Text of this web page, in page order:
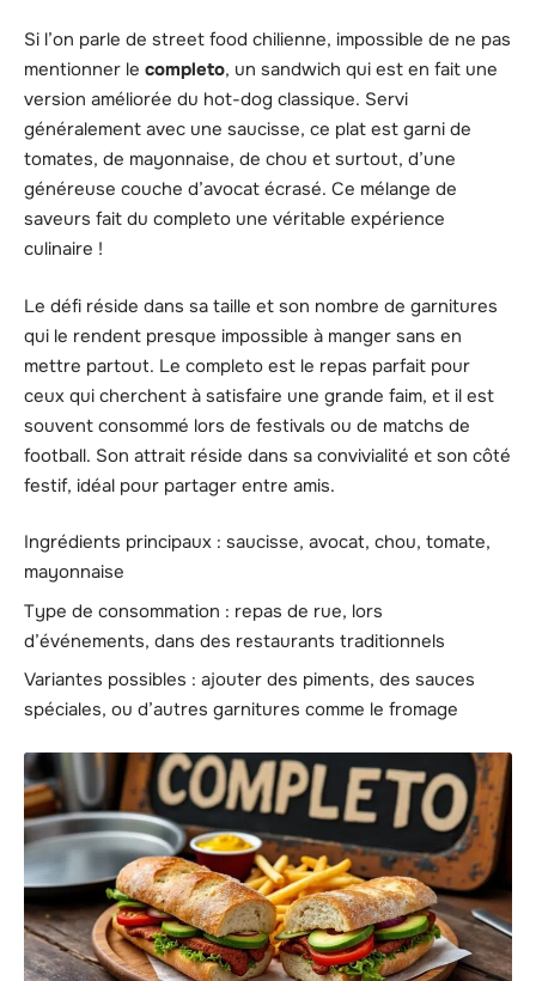
Si l’on parle de street food chilienne, impossible de ne pas
mentionner le completo, un sandwich qui est en fait une
version améliorée du hot-dog classique. Servi
généralement avec une saucisse, ce plat est garni de
tomates, de mayonnaise, de chou et surtout, d’une
généreuse couche d’avocat écrasé. Ce mélange de
saveurs fait du completo une véritable expérience
culinaire !
Le défi réside dans sa taille et son nombre de garnitures
qui le rendent presque impossible à manger sans en
mettre partout. Le completo est le repas parfait pour
ceux qui cherchent à satisfaire une grande faim, et il est
souvent consommé lors de festivals ou de matchs de
football. Son attrait réside dans sa convivialité et son côté
festif, idéal pour partager entre amis.
Ingrédients principaux : saucisse, avocat, chou, tomate,
mayonnaise
Type de consommation : repas de rue, lors
d’événements, dans des restaurants traditionnels
Variantes possibles : ajouter des piments, des sauces
spéciales, ou d’autres garnitures comme le fromage